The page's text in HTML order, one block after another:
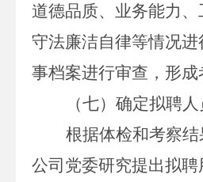
道德品质、业务能力
守法廉洁自律等情况进
事档案进行审查，形成
（七）确定拟聘人
根据体检和考察结
公司党委研究提出拟